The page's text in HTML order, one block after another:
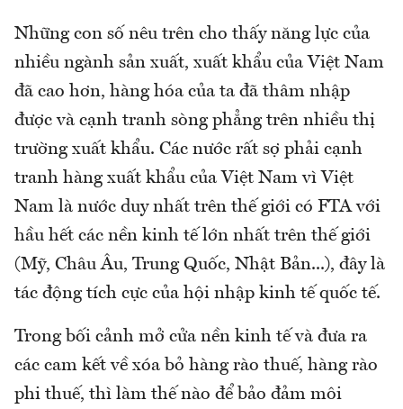
Những con số nêu trên cho thấy năng lực của
nhiều ngành sản xuất, xuất khẩu của Việt Nam
đã cao hơn, hàng hóa của ta đã thâm nhập
được và cạnh tranh sòng phẳng trên nhiều thị
trường xuất khẩu. Các nước rất sợ phải cạnh
tranh hàng xuất khẩu của Việt Nam vì Việt
Nam là nước duy nhất trên thế giới có FTA với
hầu hết các nền kinh tế lớn nhất trên thế giới
(Mỹ, Châu Âu, Trung Quốc, Nhật Bản...), đây là
tác động tích cực của hội nhập kinh tế quốc tế.
Trong bối cảnh mở cửa nền kinh tế và đưa ra
các cam kết về xóa bỏ hàng rào thuế, hàng rào
phi thuế, thì làm thế nào để bảo đảm môi